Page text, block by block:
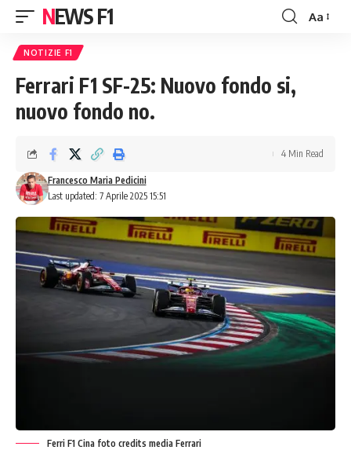
NEWS F1
Font
Aa
NOTIZIE F1
Ferrari F1 SF-25: Nuovo fondo si,
nuovo fondo no.
Last updated: 7 Aprile 2025 15:51
Francesco Maria Pedicini
4 Min Read
Ferri F1 Cina foto credits media Ferrari